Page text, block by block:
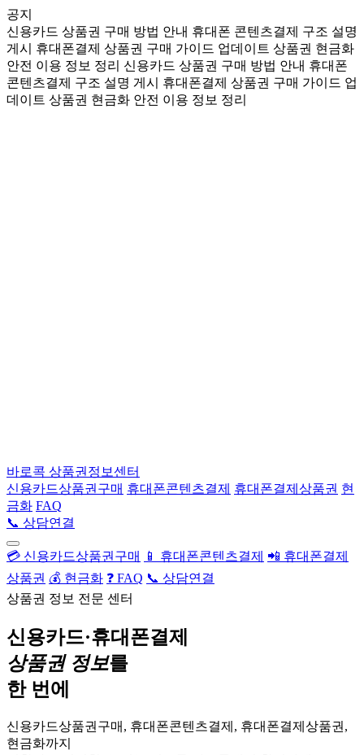
공지
신용카드 상품권 구매 방법 안내 휴대폰 콘텐츠결제 구조 설명
게시
휴대폰결제 상품권 구매 가이드 업데이트 상품권 현금화
안전 이용 정보 정리 신용카드 상품권 구매 방법 안내 휴대폰
콘텐츠결제 구조 설명 게시
휴대폰결제 상품권 구매 가이드 업
데이트 상품권 현금화 안전 이용 정보 정리
바로콕 상품권정보센터
신용카드상품권구매 휴대폰콘텐츠결제 휴대폰결제상품권 현
금화 FAQ
📞 상담연결
💳 신용카드상품권구매 📱 휴대폰콘텐츠결제 📲 휴대폰결제
상품권 💰 현금화 ❓ FAQ 📞 상담연결
상품권 정보 전문 센터
신용카드·휴대폰결제
상품권 정보를
한 번에
신용카드상품권구매, 휴대폰콘텐츠결제, 휴대폰결제상품권,
현금화까지